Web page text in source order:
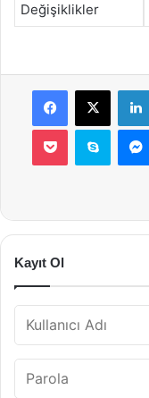
Değişiklikler
Facebook
X
Pocket Skype
Kayıt Ol